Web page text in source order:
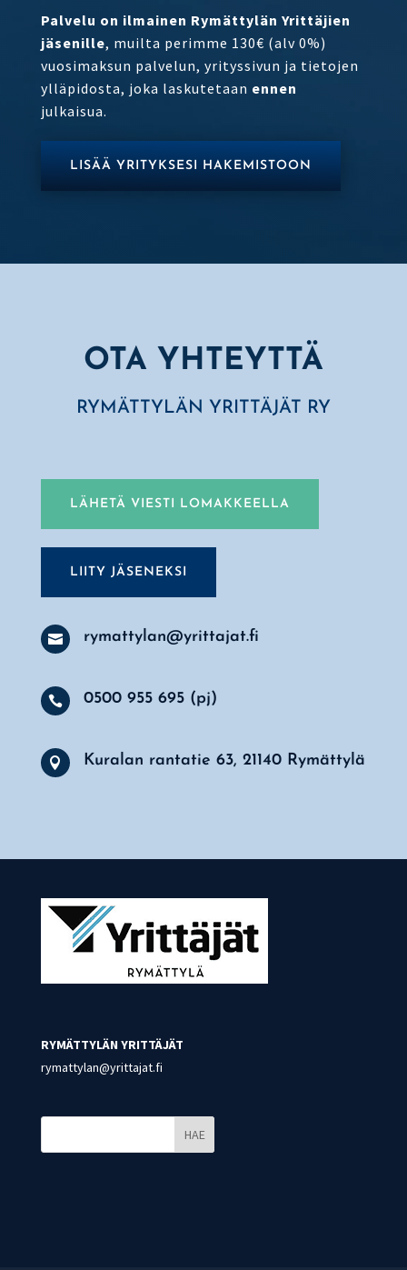
Palvelu on ilmainen Rymättylän Yrittäjien
jäsenille, muilta perimme 130€ (alv 0%)
vuosimaksun palvelun, yrityssivun ja tietojen
ylläpidosta, joka laskutetaan ennen
julkaisua.
LISÄÄ YRITYKSESI HAKEMISTOON
OTA YHTEYTTÄ
RYMÄTTYLÄN YRITTÄJÄT RY
LÄHETÄ VIESTI LOMAKKEELLA
LIITY JÄSENEKSI
 rymattylan@yrittajat.fi
 0500 955 695 (pj)
 Kuralan rantatie 63, 21140 Rymättylä
RYMÄTTYLÄN YRITTÄJÄT
rymattylan@yrittajat.fi
HAE